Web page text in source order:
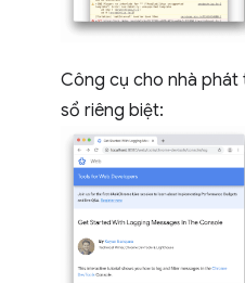
Công cụ cho nhà
sổ riêng biệt: